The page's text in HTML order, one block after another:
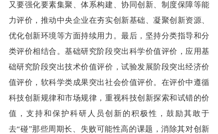
又要强化要素集聚、体系构建、协同创新、制度保障等能
力评价，推动中央企业在夯实创新基础、凝聚创新资源、
优化创新环境等方面持续用力。最后，坚持分类指导和分
类评价相结合。基础研究阶段突出科学价值评价，应用基
础研究阶段突出技术价值评价，试验发展阶段突出经济价
值评价，软科学类成果突出社会价值评价。在评价中遵循
科技创新规律和市场规律，重视科技创新探索和试错的价
值，支持和保护科研人员创新的积极性，鼓励其敢于
去“碰”那些周期长、失败可能性高的课题，消除其对创新